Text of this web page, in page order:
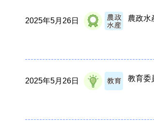
2025年5月26日 農政水
2025年5月26日 教育委